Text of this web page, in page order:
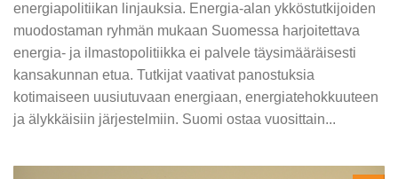
energiapolitiikan linjauksia. Energia-alan ykköstutkijoiden
muodostaman ryhmän mukaan Suomessa harjoitettava
energia- ja ilmastopolitiikka ei palvele täysimääräisesti
kansakunnan etua. Tutkijat vaativat panostuksia
kotimaiseen uusiutuvaan energiaan, energiatehokkuuteen
ja älykkäisiin järjestelmiin. Suomi ostaa vuosittain...